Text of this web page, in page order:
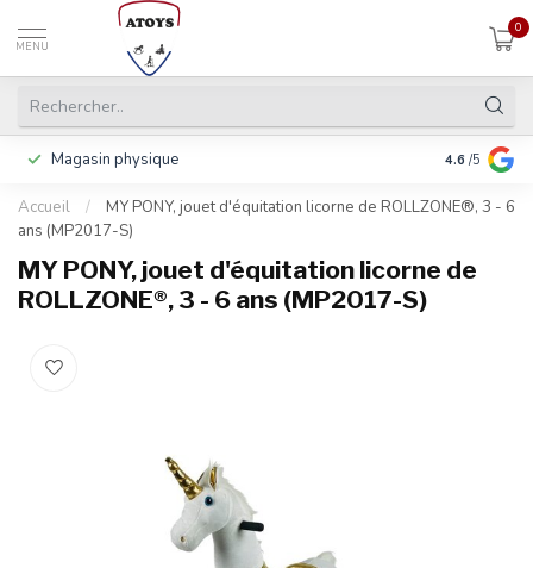
MENU
0
Magasin physique Payer en 3
4.6 /5
Accueil /
MY PONY, jouet d'équitation licorne de ROLLZONE®, 3 - 6
ans (MP2017-S)
MY PONY, jouet d'équitation licorne de
ROLLZONE®, 3 - 6 ans (MP2017-S)